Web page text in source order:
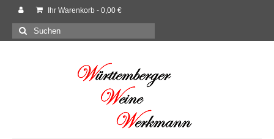
Ihr Warenkorb - 0,00 €
Suchen
nach: